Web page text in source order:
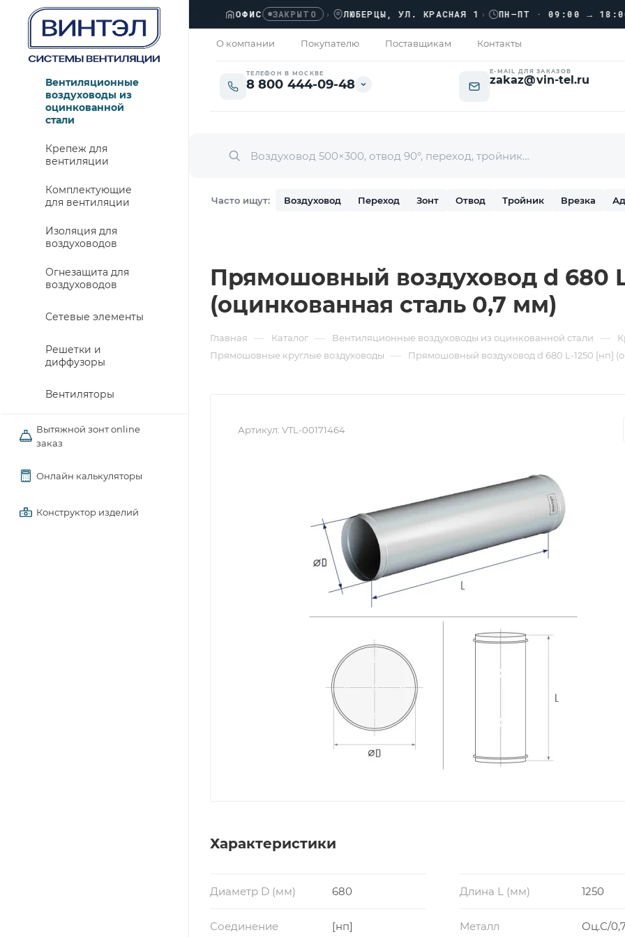
ОФИС ЗАКРЫТО › ЛЮБЕРЦЫ, УЛ. КРАСНАЯ 1› ПН–ПТ · 09:00 → 18:00
О компании Покупателю Поставщикам Контакты
ТЕЛЕФОН В МОСКВЕ
8 800 444-09-48
E-MAIL ДЛЯ ЗАКАЗОВ
zakaz@vin-tel.ru
Часто ищут: Воздуховод Переход Зонт Отвод Тройник Врезка
Вентиляционные
воздуховоды из
оцинкованной
стали
Крепеж для
вентиляции
Комплектующие
для вентиляции
Изоляция для
воздуховодов
Огнезащита для
воздуховодов
Сетевые элементы
Решетки и
диффузоры
Вентиляторы
Вытяжной зонт online
заказ
Онлайн калькуляторы
Конструктор изделий
Прямошовный воздуховод d 680
(оцинкованная сталь 0,7 мм)
Главная — Каталог — Вентиляционные воздуховоды из оцинкованной стали —
Прямошовные круглые воздуховоды
— Прямошовный воздуховод d 680 L-1250 [нп]
Артикул: VTL-00171464
Характеристики
Диаметр D (мм) 680 Длина L (мм) 1250
Соединение [нп] Металл Оц.С/